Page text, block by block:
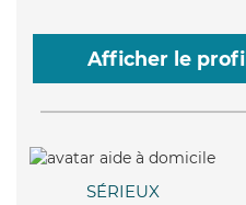
Afficher le profil
SÉRIEUX